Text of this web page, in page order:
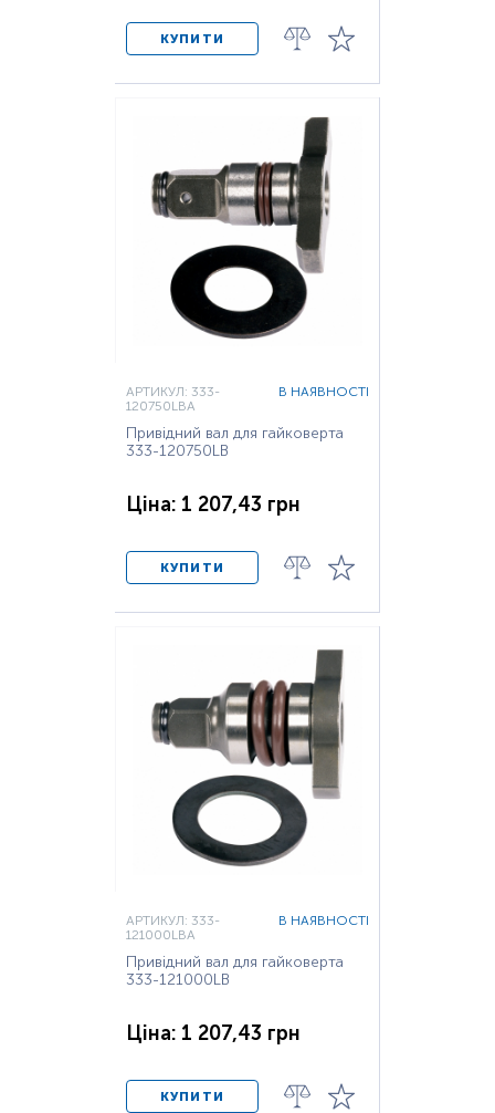
КУПИТИ
АРТИКУЛ: 333-
120750LBA
В НАЯВНОСТІ
Привідний вал для гайковерта
333-120750LB
Ціна: 1 207,43 грн
КУПИТИ
АРТИКУЛ: 333-
121000LBA
В НАЯВНОСТІ
Привідний вал для гайковерта
333-121000LB
Ціна: 1 207,43 грн
КУПИТИ